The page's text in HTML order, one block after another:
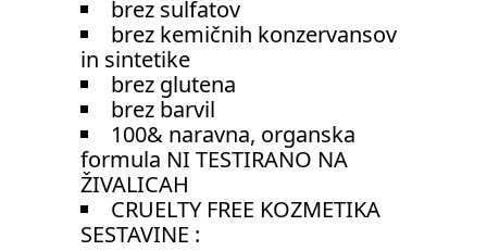
brez sulfatov
brez kemičnih konzervansov
in sintetike
brez glutena
brez barvil
100& naravna, organska
formula NI TESTIRANO NA
ŽIVALICAH
CRUELTY FREE KOZMETIKA
SESTAVINE :